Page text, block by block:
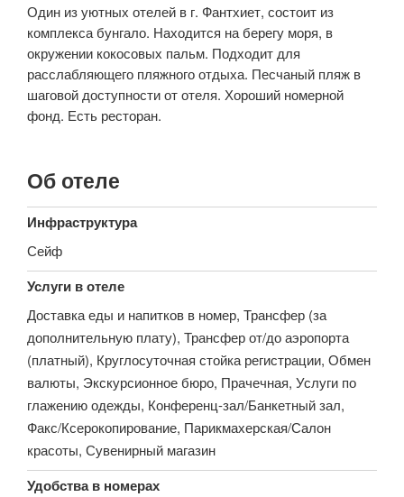
Один из уютных отелей в г. Фантхиет, состоит из
комплекса бунгало. Находится на берегу моря, в
окружении кокосовых пальм. Подходит для
расслабляющего пляжного отдыха. Песчаный пляж в
шаговой доступности от отеля. Хороший номерной
фонд. Есть ресторан.
Об отеле
Инфраструктура
Сейф
Услуги в отеле
Доставка еды и напитков в номер, Трансфер (за
дополнительную плату), Трансфер от/до аэропорта
(платный), Круглосуточная стойка регистрации, Обмен
валюты, Экскурсионное бюро, Прачечная, Услуги по
глажению одежды, Конференц-зал/Банкетный зал,
Факс/Ксерокопирование, Парикмахерская/Салон
красоты, Сувенирный магазин
Удобства в номерах